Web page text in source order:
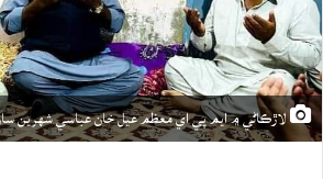
لاڙڪاڻي ۾ ايم پي اي معظم عيل خان عباسي شهرين